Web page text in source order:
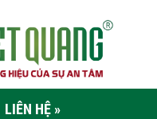
LIÊN HỆ »